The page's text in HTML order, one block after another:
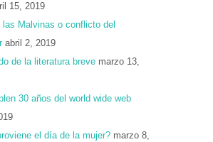
15, 2019
las Malvinas o conflicto del
abril 2, 2019
de la literatura breve marzo 13,
30 años del world wide web
el día de la mujer? marzo 8,